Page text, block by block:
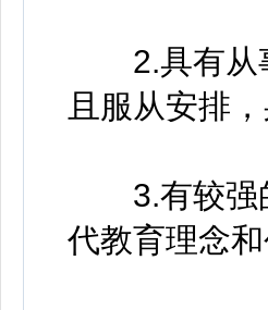
2.具有从事
且服从安排
3.有较强的
代教育理念